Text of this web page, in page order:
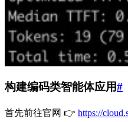
构建编码类智能体应用#
首先前往官网 👉 https://